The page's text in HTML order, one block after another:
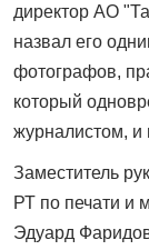
директор АО
назвал его
фотографов,
который
журналистом,
Заместитель
РТ по печати и
Эдуард